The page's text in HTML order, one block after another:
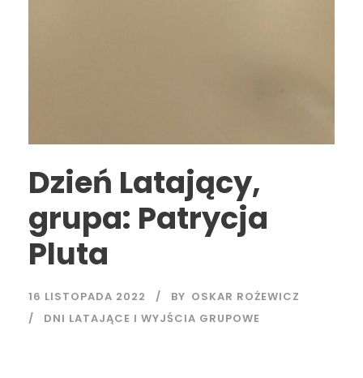
Dzień Latający,
grupa: Patrycja
Pluta
16 LISTOPADA 2022 BY OSKAR ROŻEWICZ
DNI LATAJĄCE I WYJŚCIA GRUPOWE